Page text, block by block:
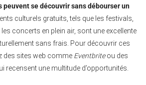
se découvrir sans débourser un
culturels gratuits, tels que les festivals,
les concerts en plein air, sont une excellente
sans frais. Pour découvrir ces
des sites web comme Eventbriteou des
recensent une multitude d’opportunités.